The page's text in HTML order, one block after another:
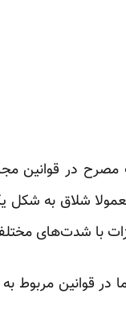
مصرح در
با شدت‌های
در قوانین